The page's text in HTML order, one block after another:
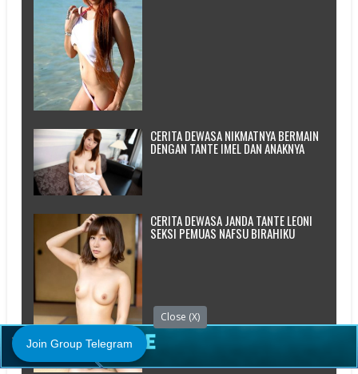
CERITA DEWASA NIKMATNYA BERMAIN
DENGAN TANTE IMEL DAN ANAKNYA
CERITA DEWASA JANDA TANTE LEONI
SEKSI PEMUAS NAFSU BIRAHIKU
Close (X)
Join Group Telegram